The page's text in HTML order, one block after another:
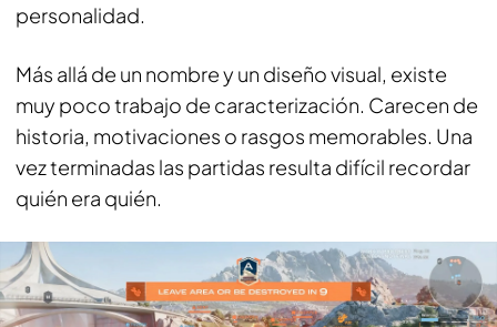
personalidad.
Más allá de un nombre y un diseño visual, existe
muy poco trabajo de caracterización. Carecen de
historia, motivaciones o rasgos memorables. Una
vez terminadas las partidas resulta difícil recordar
quién era quién.